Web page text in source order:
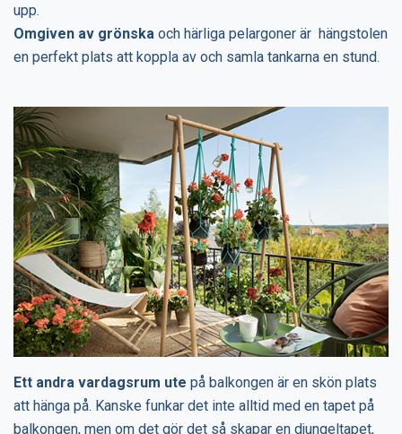
upp.
Omgiven av grönska och härliga pelargoner är hängstolen
en perfekt plats att koppla av och samla tankarna en stund.
Ett andra vardagsrum ute på balkongen är en skön plats
att hänga på. Kanske funkar det inte alltid med en tapet på
balkongen, men om det gör det så skapar en djungeltapet,